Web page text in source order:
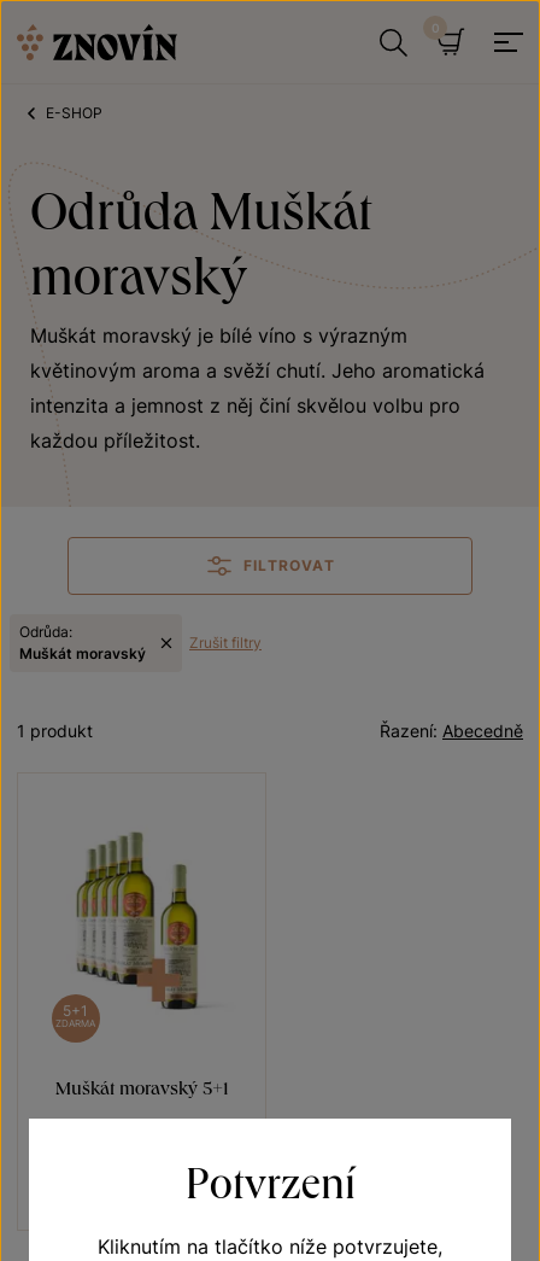
E-SHOP
Odrůda Muškát
moravský
Muškát moravský je bílé víno s výrazným
květinovým aroma a svěží chutí. Jeho aromatická
intenzita a jemnost z něj činí skvělou volbu pro
každou příležitost.
FILTROVAT
Odrůda:
Muškát moravský
Zrušit filtry
Abecedně
Řazení:
1 produkt
5+1
ZDARMA
Muškát moravský 5+1
Terroir - toulky vinicemi
Kč
Potvrzení
Kliknutím na tlačítko níže potvrzujete,